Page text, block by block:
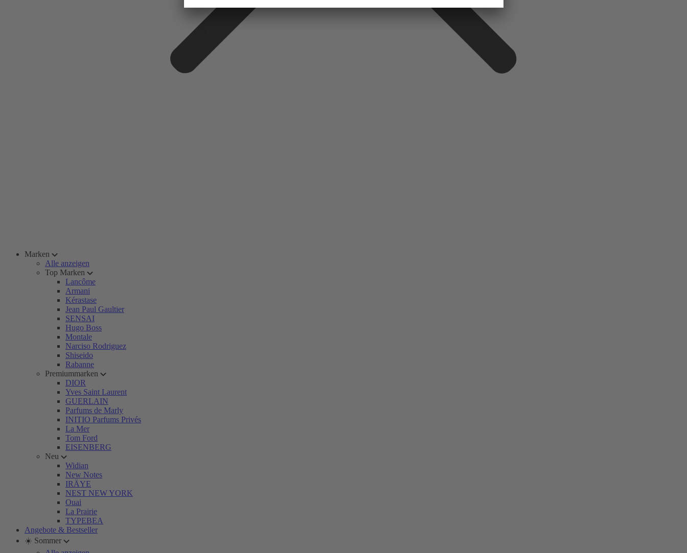
Marken
Alle anzeigen
Top Marken
Lancôme
Armani
Kérastase
Jean Paul Gaultier
SENSAI
Hugo Boss
Montale
Narciso Rodriguez
Shiseido
Rabanne
Premiummarken
DIOR
Yves Saint Laurent
GUERLAIN
Parfums de Marly
INITIO Parfums Privés
La Mer
Tom Ford
EISENBERG
Neu
Widian
New Notes
IRÄYE
NEST NEW YORK
Ouai
La Prairie
TYPEBEA
Angebote & Bestseller
☀️ Sommer